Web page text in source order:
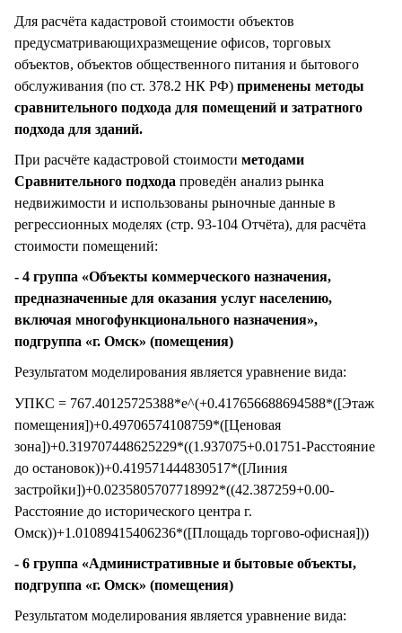
Для расчёта кадастровой стоимости объектов
предусматривающихразмещение офисов, торговых
объектов, объектов общественного питания и бытового
обслуживания (по ст. 378.2 НК РФ) применены методы
сравнительного подхода для помещений и затратного
подхода для зданий.
При расчёте кадастровой стоимости методами
Сравнительного подхода проведён анализ рынка
недвижимости и использованы рыночные данные в
регрессионных моделях (стр. 93-104 Отчёта), для расчёта
стоимости помещений:
- 4 группа «Объекты коммерческого назначения,
предназначенные для оказания услуг населению,
включая многофункционального назначения»,
подгруппа «г. Омск» (помещения)
Результатом моделирования является уравнение вида:
УПКС = 767.40125725388*e^(+0.417656688694588*([Этаж
помещения])+0.49706574108759*([Ценовая
зона])+0.319707448625229*((1.937075+0.01751-Расстояние
до остановок))+0.419571444830517*([Линия
застройки])+0.0235805707718992*((42.387259+0.00-
Расстояние до исторического центра г.
Омск))+1.01089415406236*([Площадь торгово-офисная]))
- 6 группа «Административные и бытовые объекты,
подгруппа «г. Омск» (помещения)
Результатом моделирования является уравнение вида: